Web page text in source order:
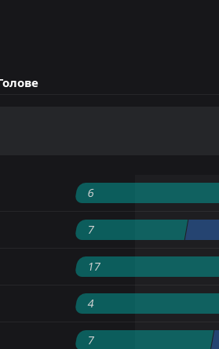
6
7
17
4
7